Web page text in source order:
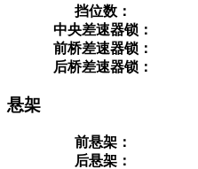
挡位数：
中央差速器锁：
前桥差速器锁：
后桥差速器锁：
悬架
前悬架：
后悬架：